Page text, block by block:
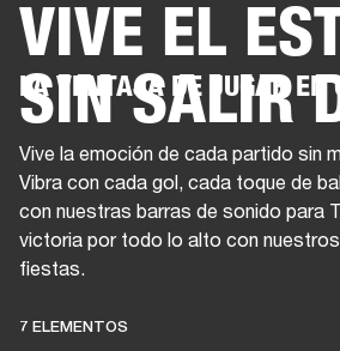
ALTAVOCESAURICULARES BATERÍAS
VIVE EL
SIN SALIR
LA VENTAJA DE JUGAR EN
Vive la emoción de cada partido sin
Vibra con cada gol, cada toque de
con nuestras barras de sonido para
victoria por todo lo alto con
fiestas.
7 ELEMENTOS